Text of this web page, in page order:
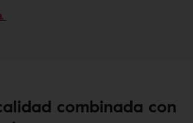
combinada con